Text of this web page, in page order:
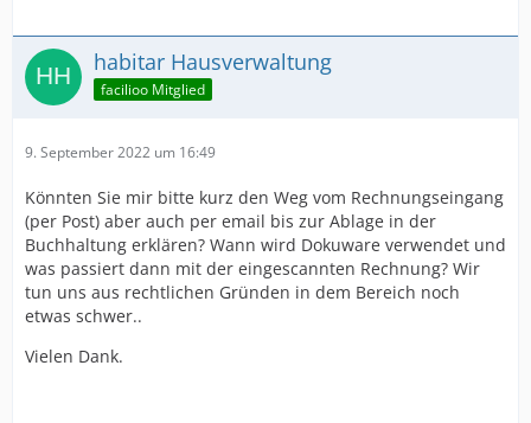
habitar Hausverwaltung
facilioo Mitglied
9. September 2022 um 16:49
Könnten Sie mir bitte kurz den Weg vom Rechnungseingang
(per Post) aber auch per email bis zur Ablage in der
Buchhaltung erklären? Wann wird Dokuware verwendet und
was passiert dann mit der eingescannten Rechnung? Wir
tun uns aus rechtlichen Gründen in dem Bereich noch
etwas schwer..
Vielen Dank.